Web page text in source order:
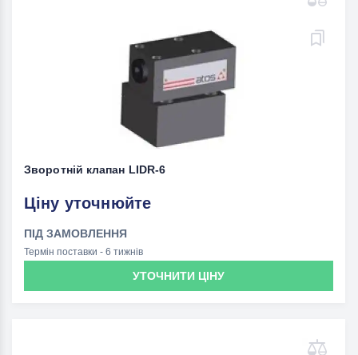
Зворотній клапан LIDR-6
Ціну уточнюйте
ПІД ЗАМОВЛЕННЯ
Термін поставки - 6 тижнів
УТОЧНИТИ ЦІНУ